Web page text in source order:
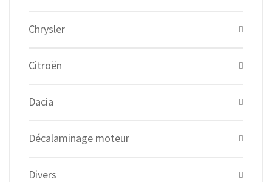
Chrysler
Citroën
Dacia
Décalaminage moteur
Divers